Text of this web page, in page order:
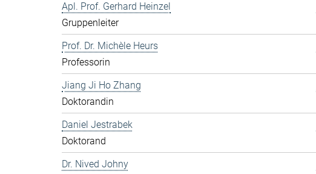
Apl. Prof. Gerhard Heinzel
Gruppenleiter
Prof. Dr. Michèle Heurs
Professorin
Jiang Ji Ho Zhang
Doktorandin
Daniel Jestrabek
Doktorand
Dr. Nived Johny